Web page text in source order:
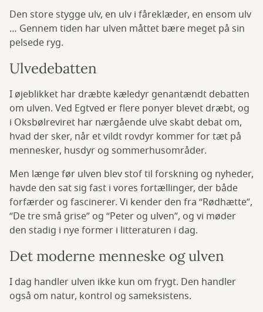
Den store stygge ulv, en ulv i fåreklæder, en ensom ulv
… Gennem tiden har ulven måttet bære meget på sin
pelsede ryg.
Ulvedebatten
I øjeblikket har dræbte kæledyr genantændt debatten
om ulven. Ved Egtved er flere ponyer blevet dræbt, og
i Oksbølreviret har nærgående ulve skabt debat om,
hvad der sker, når et vildt rovdyr kommer for tæt på
mennesker, husdyr og sommerhusområder.
Men længe før ulven blev stof til forskning og nyheder,
havde den sat sig fast i vores fortællinger, der både
forfærder og fascinerer. Vi kender den fra “Rødhætte”,
“De tre små grise” og “Peter og ulven”, og vi møder
den stadig i nye former i litteraturen i dag.
Det moderne menneske og ulven
I dag handler ulven ikke kun om frygt. Den handler
også om natur, kontrol og sameksistens.